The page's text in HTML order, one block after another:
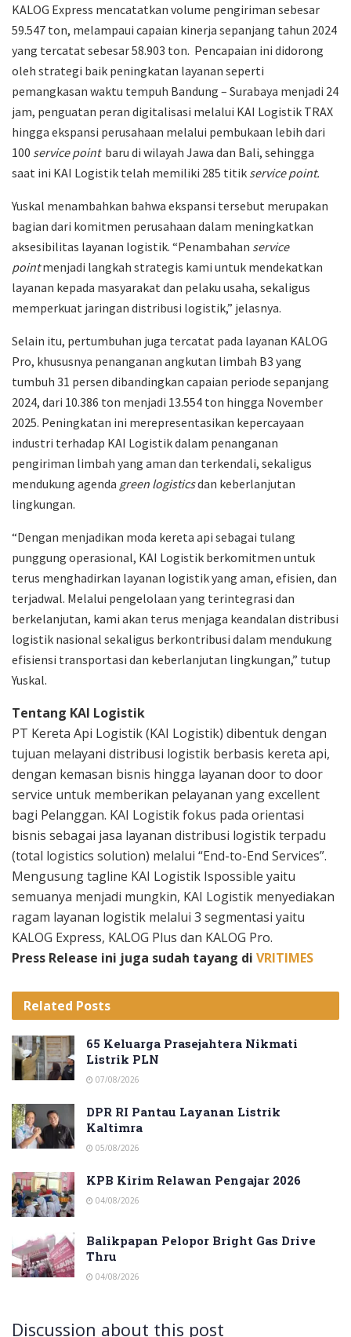
KALOG Express mencatatkan volume pengiriman sebesar
59.547 ton, melampaui capaian kinerja sepanjang tahun 2024
yang tercatat sebesar 58.903 ton. Pencapaian ini didorong
oleh strategi baik peningkatan layanan seperti
pemangkasan waktu tempuh Bandung – Surabaya menjadi 24
jam, penguatan peran digitalisasi melalui KAI Logistik TRAX
hingga ekspansi perusahaan melalui pembukaan lebih dari
100 service point baru di wilayah Jawa dan Bali, sehingga
saat ini KAI Logistik telah memiliki 285 titik service point.
Yuskal menambahkan bahwa ekspansi tersebut merupakan
bagian dari komitmen perusahaan dalam meningkatkan
aksesibilitas layanan logistik. “Penambahan service
pointmenjadi langkah strategis kami untuk mendekatkan
layanan kepada masyarakat dan pelaku usaha, sekaligus
memperkuat jaringan distribusi logistik,” jelasnya.
Selain itu, pertumbuhan juga tercatat pada layanan KALOG
Pro, khususnya penanganan angkutan limbah B3 yang
tumbuh 31 persen dibandingkan capaian periode sepanjang
2024, dari 10.386 ton menjadi 13.554 ton hingga November
2025. Peningkatan ini merepresentasikan kepercayaan
industri terhadap KAI Logistik dalam penanganan
pengiriman limbah yang aman dan terkendali, sekaligus
mendukung agenda green logisticsdan keberlanjutan
lingkungan.
“Dengan menjadikan moda kereta api sebagai tulang
punggung operasional, KAI Logistik berkomitmen untuk
terus menghadirkan layanan logistik yang aman, efisien, dan
terjadwal. Melalui pengelolaan yang terintegrasi dan
berkelanjutan, kami akan terus menjaga keandalan distribusi
logistik nasional sekaligus berkontribusi dalam mendukung
efisiensi transportasi dan keberlanjutan lingkungan,” tutup
Yuskal.
Tentang KAI Logistik
PT Kereta Api Logistik (KAI Logistik) dibentuk dengan
tujuan melayani distribusi logistik berbasis kereta api,
dengan kemasan bisnis hingga layanan door to door
service untuk memberikan pelayanan yang excellent
bagi Pelanggan. KAI Logistik fokus pada orientasi
bisnis sebagai jasa layanan distribusi logistik terpadu
(total logistics solution) melalui “End-to-End Services”.
Mengusung tagline KAI Logistik Ispossible yaitu
semuanya menjadi mungkin, KAI Logistik menyediakan
ragam layanan logistik melalui 3 segmentasi yaitu
KALOG Express, KALOG Plus dan KALOG Pro.
Press Release ini juga sudah tayang di VRITIMES
Related Posts
65 Keluarga Prasejahtera Nikmati
Listrik PLN
07/08/2026
DPR RI Pantau Layanan Listrik
Kaltimra
05/08/2026
KPB Kirim Relawan Pengajar 2026
04/08/2026
Balikpapan Pelopor Bright Gas Drive
Thru
04/08/2026
Discussion about this post